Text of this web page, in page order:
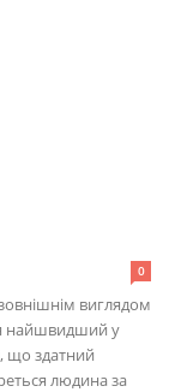
0
виглядом
найшвидший у
що здатний
людина за